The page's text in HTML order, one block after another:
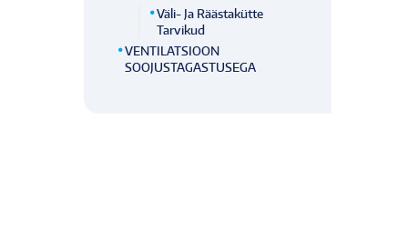
Väli- Ja Räästakütte
Tarvikud
VENTILATSIOON
SOOJUSTAGASTUSEGA